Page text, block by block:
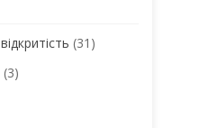
(31)
(3)